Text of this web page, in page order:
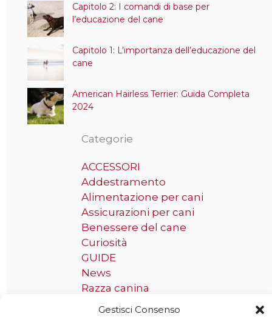
Gestisci Consenso
Capitolo 2: I comandi di base per
l’educazione del cane
Capitolo 1: L’importanza dell’educazione del
cane
American Hairless Terrier: Guida Completa
2024
Categorie
ACCESSORI
Addestramento
Alimentazione per cani
Assicurazioni per cani
Benessere del cane
Curiosità
GUIDE
News
Razza canina
Tag